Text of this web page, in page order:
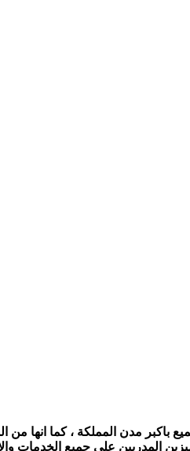
باكبر مدن المملكة ، كما انها من
المدربين على جميع الخدمات